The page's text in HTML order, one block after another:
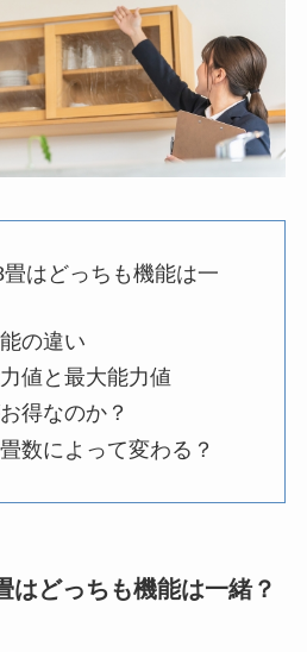
はどっちも機能は一
の違い
値と最大能力値
得なのか？
数によって変わる？
はどっちも機能は一緒？